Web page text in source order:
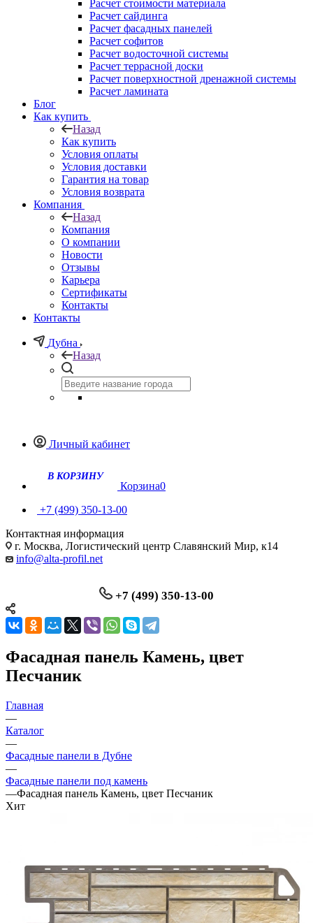
Расчет стоимости материала
Расчет сайдинга
Расчет фасадных панелей
Расчет софитов
Расчет водосточной системы
Расчет террасной доски
Расчет поверхностной дренажной системы
Расчет ламината
Блог
Как купить
Назад
Как купить
Условия оплаты
Условия доставки
Гарантия на товар
Условия возврата
Компания
Назад
Компания
О компании
Новости
Отзывы
Карьера
Сертификаты
Контакты
Контакты
Дубна
Назад
Личный кабинет
Корзина0
+7 (499) 350-13-00
Контактная информация
г. Москва, Логистический центр Славянский Мир, к14
info@alta-profil.net
+7 (499) 350-13-00
Фасадная панель Камень, цвет
Песчаник
Главная
—
Каталог
—
Фасадные панели в Дубне
—
Фасадные панели под камень
—Фасадная панель Камень, цвет Песчаник
Хит